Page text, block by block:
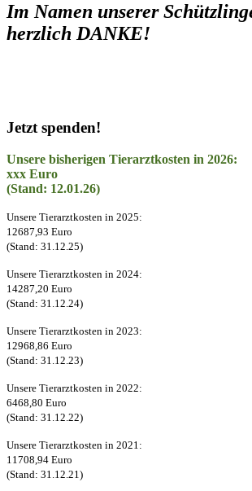
Im Namen unserer
herzlich DANKE!
Jetzt spenden!
Unsere bisherigen Tierarztkosten in 2026:
xxx Euro
(Stand: 12.01.26)
Unsere Tierarztkosten in 2025:
12687,93 Euro
(Stand: 31.12.25)
Unsere Tierarztkosten in 2024:
14287,20 Euro
(Stand: 31.12.24)
Unsere Tierarztkosten in 2023:
12968,86 Euro
(Stand: 31.12.23)
Unsere Tierarztkosten in 2022:
6468,80 Euro
(Stand: 31.12.22)
Unsere Tierarztkosten in 2021:
11708,94 Euro
(Stand: 31.12.21)